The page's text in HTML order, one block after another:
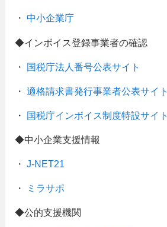
・ 中小企業庁
◆インボイス登録事業者の確認
・ 国税庁法人番号公表サイト
・ 適格請求書発行事業者公表サイト
・ 国税庁インボイス制度特設サイト
◆中小企業支援情報
・ J-NET21
・ ミラサポ
◆公的支援機関